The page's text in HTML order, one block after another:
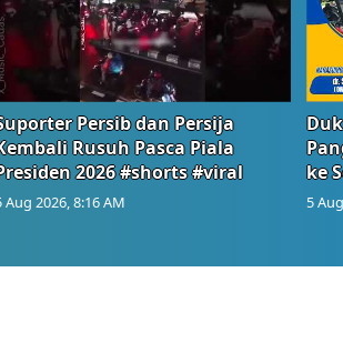
Persib dan Persija
Rusuh Pasca Piala
2026 #shorts #viral
Aug 2026, 8:16 AM
ke
5